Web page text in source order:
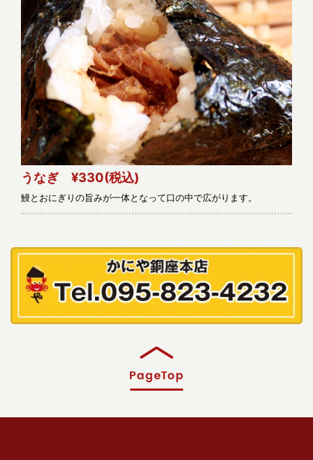
うなぎ ¥330(税込)
鰻とおにぎりの旨みが一体となって口の中で広がります。